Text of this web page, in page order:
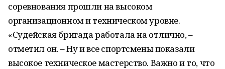
соревнования прошли на высоком
организационном и техническом уровне.
«Судейская бригада работала на отлично, –
отметил он. – Ну и все спортсмены показали
высокое техническое мастерство. Важно и то, что